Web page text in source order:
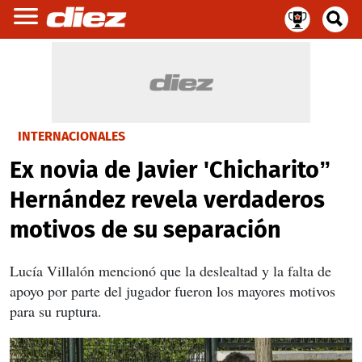
INTERNACIONALES
Ex novia de Javier 'Chicharito”
Hernández revela verdaderos
motivos de su separación
Lucía Villalón mencionó que la deslealtad y la falta de
apoyo por parte del jugador fueron los mayores motivos
para su ruptura.